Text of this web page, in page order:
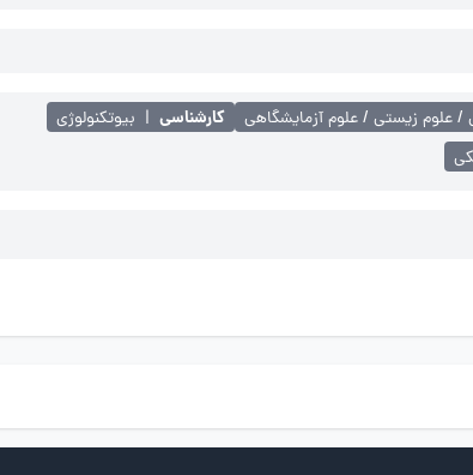
علوم زیستی / علوم آزمایشگاهی کارشناسی | بیوتکنولوژی